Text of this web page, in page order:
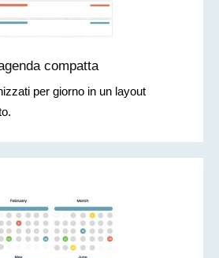
compatta
per giorno in un layout